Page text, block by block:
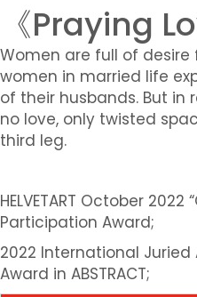
《Praying
Women are full of desire
women in married life
of their husbands. But in
no love, only twisted
third leg.
HELVETART October 2022
Participation Award;
2022 International
Award in ABSTRACT;